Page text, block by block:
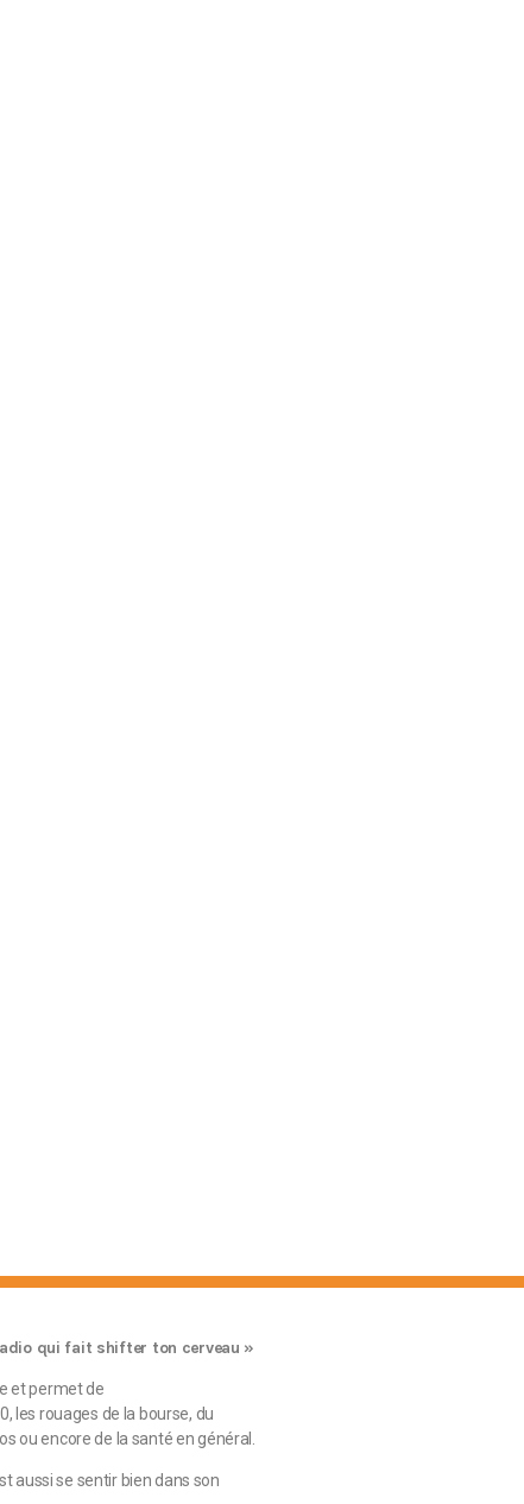
qui fait shifter ton cerveau »
et permet de
les rouages de la bourse, du
ou encore de la santé en général.
aussi se sentir bien dans son